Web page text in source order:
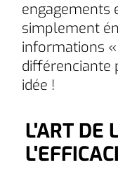
engagements
simplement
informations
différenciante
idée !
L'ART DE